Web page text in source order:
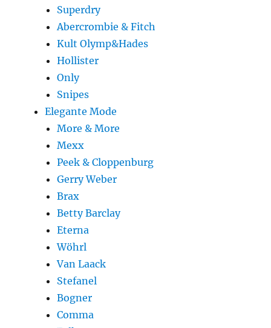
Superdry
Abercrombie & Fitch
Kult Olymp&Hades
Hollister
Only
Snipes
Elegante Mode
More & More
Mexx
Peek & Cloppenburg
Gerry Weber
Brax
Betty Barclay
Eterna
Wöhrl
Van Laack
Stefanel
Bogner
Comma